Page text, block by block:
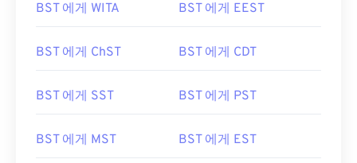
BST 에게 WITA BST 에게 EEST
BST 에게 ChST BST 에게 CDT
BST 에게 SST BST 에게 PST
BST 에게 MST BST 에게 EST